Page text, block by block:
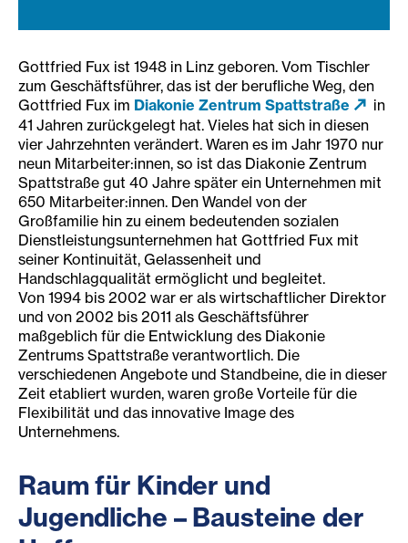
Gottfried Fux ist 1948 in Linz geboren. Vom Tischler
zum Geschäftsführer, das ist der berufliche Weg, den
Gottfried Fux im Diakonie Zentrum Spattstraße
in
41 Jahren zurückgelegt hat. Vieles hat sich in diesen
vier Jahrzehnten verändert. Waren es im Jahr 1970 nur
neun Mitarbeiter:innen, so ist das Diakonie Zentrum
Spattstraße gut 40 Jahre später ein Unternehmen mit
650 Mitarbeiter:innen. Den Wandel von der
Großfamilie hin zu einem bedeutenden sozialen
Dienstleistungsunternehmen hat Gottfried Fux mit
seiner Kontinuität, Gelassenheit und
Handschlagqualität ermöglicht und begleitet.
Von 1994 bis 2002 war er als wirtschaftlicher Direktor
und von 2002 bis 2011 als Geschäftsführer
maßgeblich für die Entwicklung des Diakonie
Zentrums Spattstraße verantwortlich. Die
verschiedenen Angebote und Standbeine, die in dieser
Zeit etabliert wurden, waren große Vorteile für die
Flexibilität und das innovative Image des
Unternehmens.
Raum für Kinder und
Jugendliche – Bausteine der